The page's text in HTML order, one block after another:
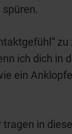
ich dich in
ein
in